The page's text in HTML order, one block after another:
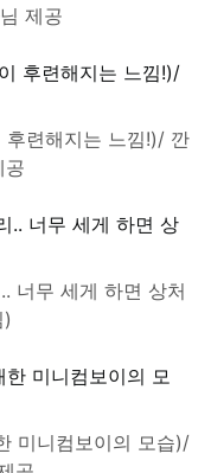
제공
후련해지는 느낌!)/ 깐
공
너무 세게 하면 상처
미니컴보이의 모습)/